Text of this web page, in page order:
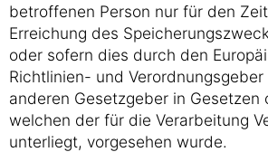
betroffenen Person nur für den
Erreichung des
oder sofern dies durch den
Richtlinien- und Verordnungsgeber
anderen Gesetzgeber in Gesetzen
welchen der für die Verarbeitung
unterliegt, vorgesehen wurde.